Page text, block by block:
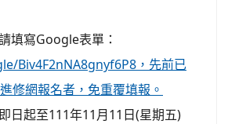
填寫Google表單：
Biv4F2nNA8gnyf6P8，先前已
修網報名者，免重覆填報。
日起至111年11月11日(星期五)